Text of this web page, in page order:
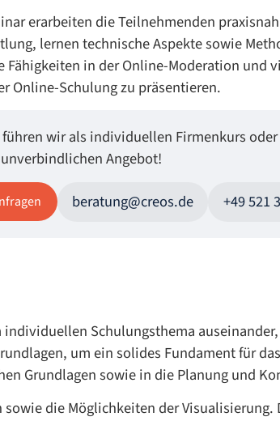
erarbeiten die Teilnehmenden
lernen technische Aspekte sowie
Fähigkeiten in der Online-Moderation und
Online-Schulung zu präsentieren.
führen wir als individuellen Firmenkurs
Angebot!
beratung@creos.de +49 521
Schulungsthema
um ein solides Fundament für
Grundlagen sowie in die Planung und
die Möglichkeiten der